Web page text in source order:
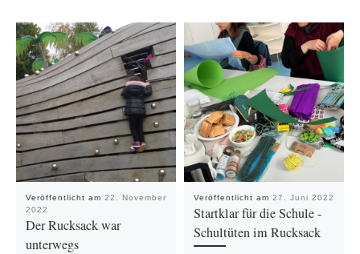
Veröffentlicht am 22. November
2022
Der Rucksack war
unterwegs
Veröffentlicht am 27. Juni 2022
Startklar für die Schule -
Schultüten im Rucksack